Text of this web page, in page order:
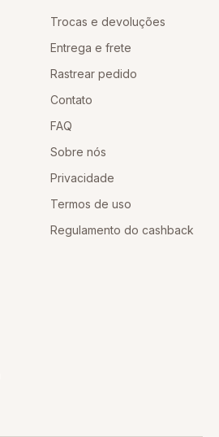
Trocas e devoluções
Entrega e frete
Rastrear pedido
Contato
FAQ
Sobre nós
Privacidade
Termos de uso
Regulamento do cashback